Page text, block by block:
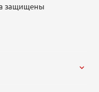
защищены